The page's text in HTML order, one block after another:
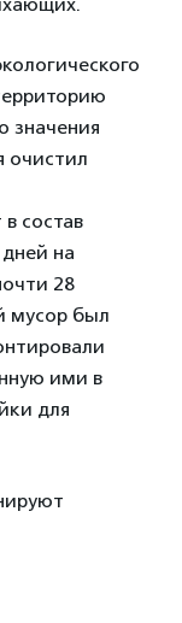
значения
очистил
состав
на
28
мусор был
ими в
для